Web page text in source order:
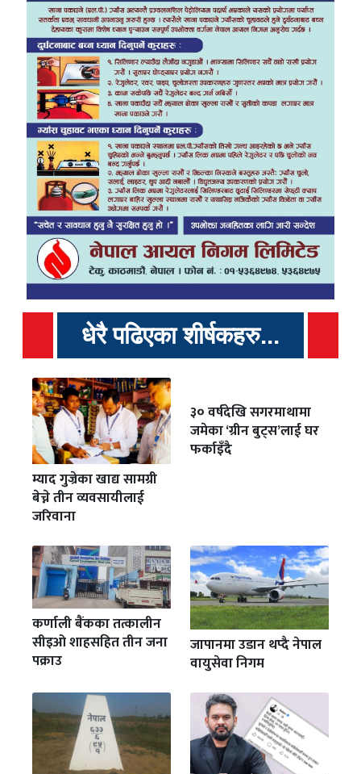
धेरै पढिएका शीर्षकहरु...
म्याद गुज्रेका खाद्य सामग्री
बेच्ने तीन व्यवसायीलाई
जरिवाना
३० वर्षदेखि सगरमाथामा
जमेका ‘ग्रीन बुट्स’लाई घर
फर्काइँदै
कर्णाली बैंकका तत्कालीन
सीइओ शाहसहित तीन जना
पक्राउ
जापानमा उडान थप्दै नेपाल
वायुसेवा निगम